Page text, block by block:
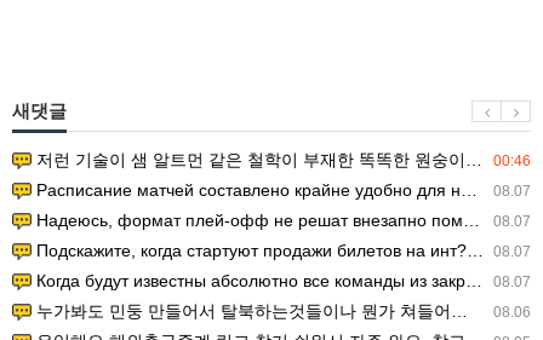
새댓글
00:46
저런 기술이 샘 알트먼 같은 철학이 부재한 똑똑한 원숭이에게 있다는게 문제.
08.07
Расписание матчей составлено крайне удобно для нашего часово…
08.07
Надеюсь, формат плей-офф не решат внезапно поменять. https:/…
08.07
Подскажите, когда стартуют продажи билетов на инт? https://g…
08.07
Когда будут известны абсолютно все команды из закрытых квали…
08.06
누가봐도 민둥 만들어서 탈북하는것들이나 뭔가 쳐들어오는 낌새를 미리 알아차리기 위함이지 저걸 전쟁준비라고 하…